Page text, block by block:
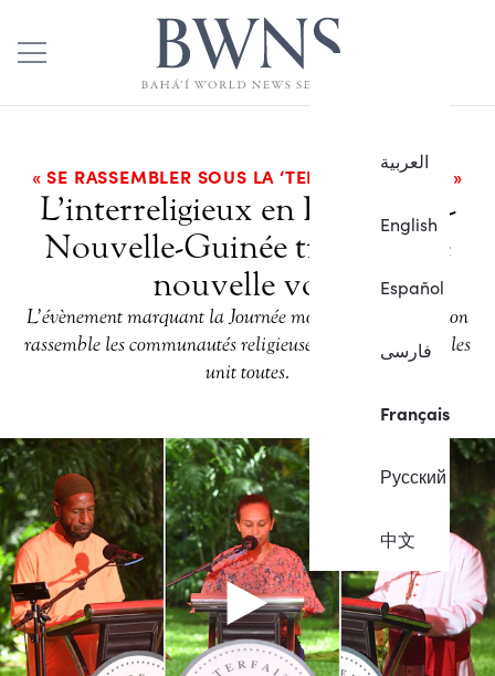
العربية
English
Español
فارسی
Français
Русский
中文
« SE RASSEMBLER SOUS LA ‘TENTE DE L’UNITÉ’ »
L’interreligieux en Papouasie-
Nouvelle-Guinée trouve une
nouvelle voie
L’évènement marquant la Journée mondiale de la religion
rassemble les communautés religieuses autour de ce qui les
unit toutes.